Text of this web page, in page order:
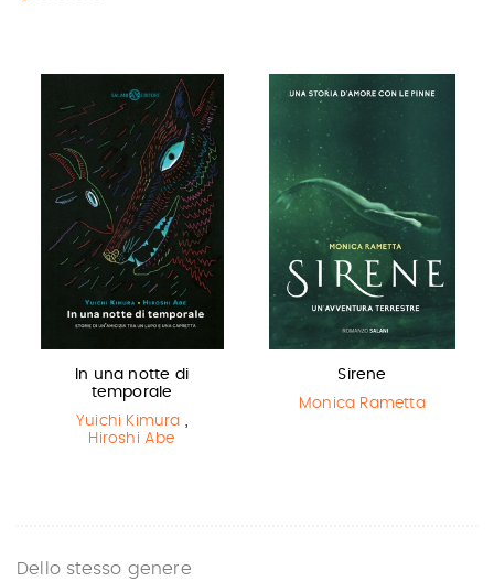
In una notte di
temporale
Yuichi Kimura ,
Hiroshi Abe
Sirene
Monica Rametta
Dello stesso genere